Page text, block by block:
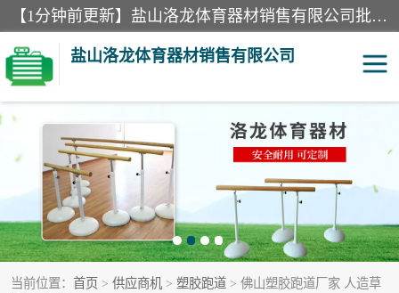
【1分钟前更新】盐山洛龙体育器材销售有限公司批量供应：300米障碍器材、400米障碍器材、部队训练器材、双杠、体操垫、舞蹈把杆等产品。盐山洛龙体育器材销售有限公司经过多年的发展，集研发，生产，销售，售后服务为一体. 奉行“质量，信誉，服务”的宗旨，以开拓创新的精神和真诚守信的态度积极进取。
盐山洛龙体育器材销售有限公司
当前位置： 首页 > 供应商机 > 塑胶跑道 > 佛山塑胶跑道厂家 人造草
单双杠 舞蹈把杆
400米障碍器材 体操垫
300米障碍器材 攀爬架
塑胶跑道 400米障碍器材1